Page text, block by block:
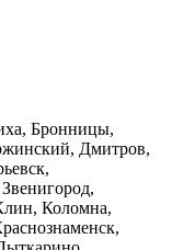
Бронницы,
Дмитров,
Коломна,